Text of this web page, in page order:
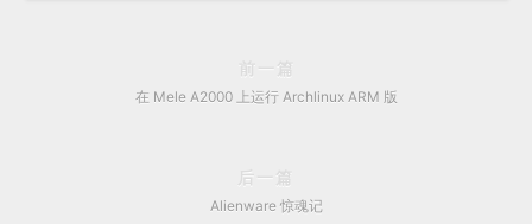
前一篇
在 Mele A2000 上运行 Archlinux ARM 版
后一篇
Alienware 惊魂记